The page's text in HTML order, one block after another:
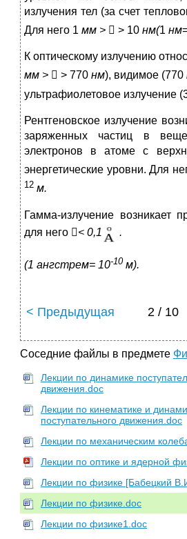
излучения тел (за счет
Для него 1 мм >  > 10 нм(1 нм
К оптическому излучению
мм >  > 770 нм), видимое (770
ультрафиолетовое излучение
Рентгеновское излучение
заряженных частиц в
электронов в атоме с
энергетические уровни. Для
12 м.
Гамма-излучение возникает
для него < 0,1 .
(1 ангстрем= 10-10 м).
< Предыдущая 2 / 10
Соседние файлы в предмете
Лекции по динамике
движения.doc
Лекции по кинематике и
поступательного движения.doc
Лекции по механическим
Лекции по оптике и ядерной
Лекции по физике [Бабецкий
Лекции по физике.doc
Лекции по физике1.doc